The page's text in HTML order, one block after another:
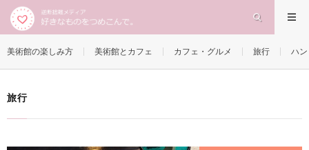
美術館の楽しみ方 美術館とカフェ カフェ・グルメ 旅行 ハ
HOME 旅行
旅行